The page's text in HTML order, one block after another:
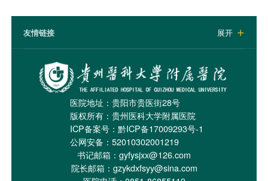
友情链接 展开 
医院地址：贵阳市贵医街28号
版权所有：贵州医科大学附属医院
ICP备案号： 黔ICP备17009293号-1
公网安备：52010302001219
书记邮箱：gyfysjxx@126.com
院长邮箱：gzykdxfsyy@sina.com